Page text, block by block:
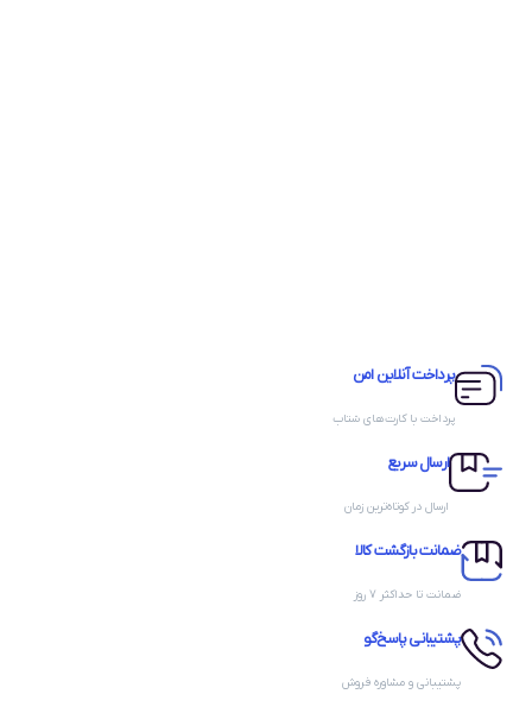
پرداخت آنلاین امن
پرداخت با کارت‌های شتاب
ارسال سریع
ارسال در کوتاه‌ترین زمان
ضمانت بازگشت کالا
ضمانت تا حداکثر ۷ روز
پشتیبانی پاسخ‌گو
پشتیبانی و مشاوره فروش